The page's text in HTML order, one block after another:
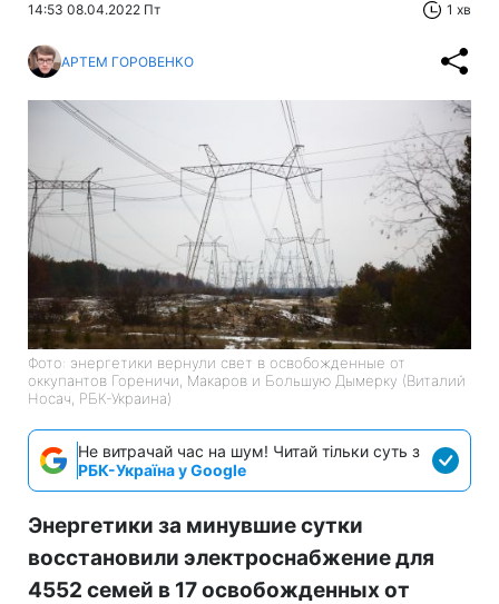
14:53 08.04.2022 Пт 1 хв
АРТЕМ ГОРОВЕНКО
Фото: энергетики вернули свет в освобожденные от
оккупантов Гореничи, Макаров и Большую Дымерку (Виталий
Носач, РБК-Украина)
Не витрачай час на шум! Читай тільки суть з
РБК-Україна у Google
Энергетики за минувшие сутки
восстановили электроснабжение для
4552 семей в 17 освобожденных от